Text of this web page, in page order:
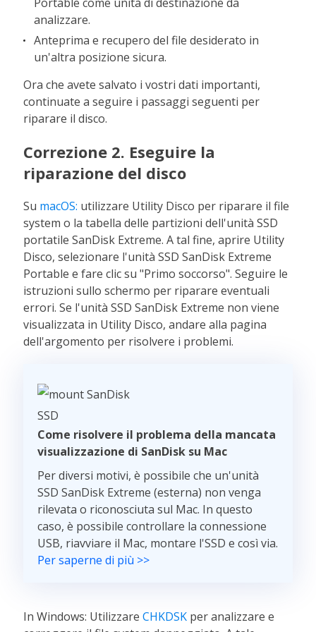
analizzare.
Anteprima e recupero del file desiderato in
un'altra posizione sicura.
Ora che avete salvato i vostri dati importanti,
continuate a seguire i passaggi seguenti per
riparare il disco.
Correzione 2. Eseguire la
riparazione del disco
Su macOS: utilizzare Utility Disco per riparare il file
system o la tabella delle partizioni dell'unità SSD
portatile SanDisk Extreme. A tal fine, aprire Utility
Disco, selezionare l'unità SSD SanDisk Extreme
Portable e fare clic su "Primo soccorso". Seguire le
istruzioni sullo schermo per riparare eventuali
errori. Se l'unità SSD SanDisk Extreme non viene
visualizzata in Utility Disco, andare alla pagina
dell'argomento per risolvere i problemi.
Come risolvere il problema della mancata
visualizzazione di SanDisk su Mac
Per diversi motivi, è possibile che un'unità
SSD SanDisk Extreme (esterna) non venga
rilevata o riconosciuta sul Mac. In questo
caso, è possibile controllare la connessione
USB, riavviare il Mac, montare l'SSD e così via.
Per saperne di più >>
In Windows: UtilizzareCHKDSK per analizzare e